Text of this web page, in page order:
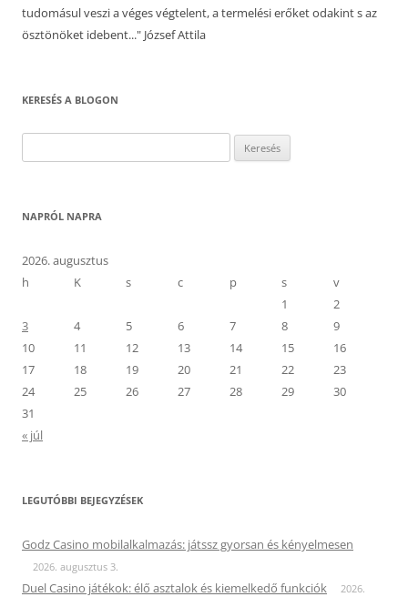
tudomásul veszi a véges végtelent, a termelési erőket odakint s az
ösztönöket idebent..." József Attila
KERESÉS A BLOGON
NAPRÓL NAPRA
2026. augusztus
h
K s c p s
v
1
2
3
4 5 6 7 8
9
10
11 12 13 14 15
16
17
18 19 20 21 22
23
24
25 26 27 28 29
30
31
« júl
LEGUTÓBBI BEJEGYZÉSEK
Godz Casino mobilalkalmazás: játssz gyorsan és kényelmesen
2026. augusztus 3.
Duel Casino játékok: élő asztalok és kiemelkedő funkciók
2026.